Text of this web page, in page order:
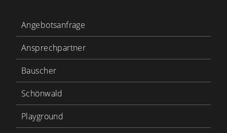
Angebotsanfrage
Ansprechpartner
Bauscher
Schönwald
Playground